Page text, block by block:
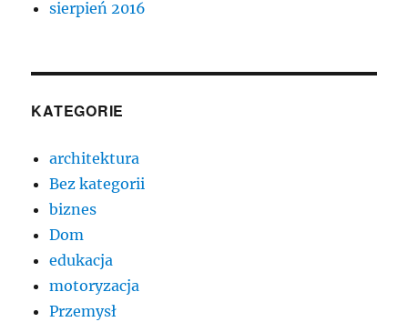
sierpień 2016
KATEGORIE
architektura
Bez kategorii
biznes
Dom
edukacja
motoryzacja
Przemysł